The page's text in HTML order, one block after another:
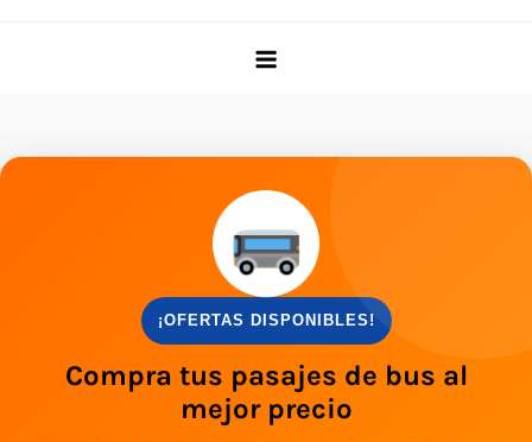
¡OFERTAS DISPONIBLES!
Compra tus pasajes de bus al
mejor precio